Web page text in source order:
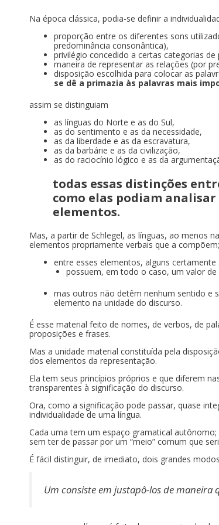
Na época clássica, podia-se definir a
proporção entre os diferentes sons
predominância consonântica),
privilégio concedido a certas categorias
maneira de representar as relações (por
disposição escolhida para colocar as
se dê a primazia às palavras mais
assim se distinguiam
as línguas do Norte e as do Sul,
as do sentimento e as da necessidade,
as da liberdade e as da escravatura,
as da barbárie e as da civilização,
as do raciocínio lógico e as da
todas essas distinções
como elas podiam
elementos.
Mas, a partir de Schlegel, as línguas, ao menos
elementos propriamente verbais que a compõem;
entre esses elementos, alguns
possuem, em todo o caso, um valor de
mas outros não detêm nenhum sentido e
elemento na unidade do discurso.
É esse material feito de nomes, de verbos, de
proposições e frases.
Mas a unidade material constituída pela
dos elementos da representação.
Ela tem seus princípios próprios e que diferem
transparentes à significação do discurso.
Ora, como a significação pode passar, quase
individualidade de uma língua.
Cada uma tem um espaço gramatical
sem ter de passar por um “meio” comum que
É fácil distinguir, de imediato, dois grandes
Um consiste em justapô-los de maneira